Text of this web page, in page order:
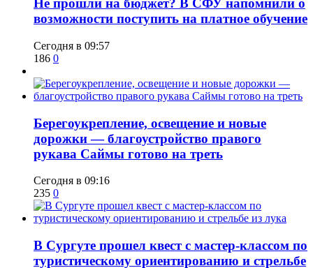
Не прошли на бюджет? В СФУ напомнили о
возможности поступить на платное обучение
Сегодня в 09:57
186 0
Берегоукрепление, освещение и новые
дорожки — благоустройство правого
рукава Саймы готово на треть
Сегодня в 09:16
235 0
В Сургуте прошел квест с мастер-классом по
туристическому ориентированию и стрельбе